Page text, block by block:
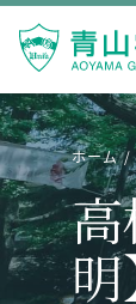
ホーム
明